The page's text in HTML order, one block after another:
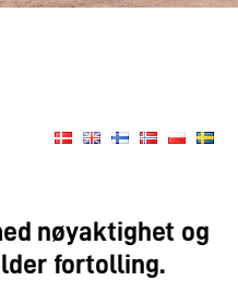
nøyaktighet og
fortolling.